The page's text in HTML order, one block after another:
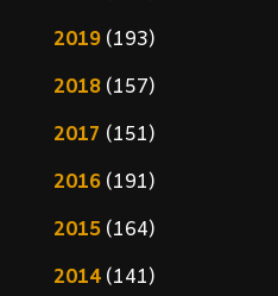
2019(193)
2018(157)
2017 (151)
2016(191)
2015(164)
2014(141)